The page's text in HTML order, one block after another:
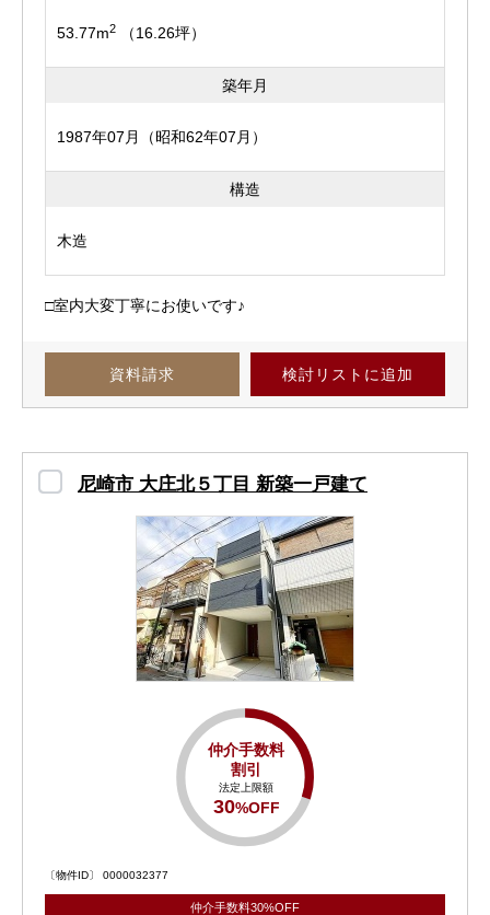
53.77m2 （16.26坪）
築年月
1987年07月（昭和62年07月）
構造
木造
資料請求 検討リスト に追加
□室内大変丁寧にお使いです♪
尼崎市 大庄北５丁目 新築一戸建て
仲介手数料
割引
法定上限額
30%OFF
〔物件ID〕 0000032377
仲介手数料30%OFF